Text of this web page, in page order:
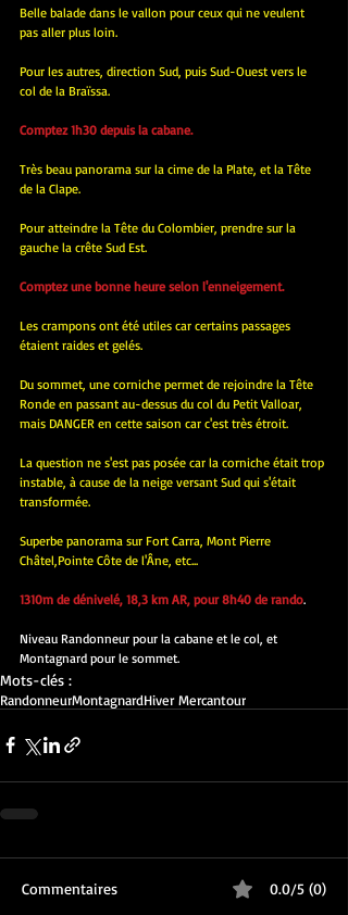
Belle balade dans le vallon pour ceux qui ne veulent
pas aller plus loin.
Pour les autres, direction Sud, puis Sud-Ouest vers le
col de la Braïssa.
Comptez 1h30 depuis la cabane.
Très beau panorama sur la cime de la Plate, et la Tête
de la Clape.
Pour atteindre la Tête du Colombier, prendre sur la
gauche la crête Sud Est.
Comptez une bonne heure selon l'enneigement.
Les crampons ont été utiles car certains passages
étaient raides et gelés.
Du sommet, une corniche permet de rejoindre la Tête
Ronde en passant au-dessus du col du Petit Valloar,
mais DANGER en cette saison car c'est très étroit.
La question ne s'est pas posée car la corniche était trop
instable, à cause de la neige versant Sud qui s'était
transformée.
Superbe panorama sur Fort Carra, Mont Pierre
Châtel,Pointe Côte de l'Âne, etc...
1310m de dénivelé, 18,3 km AR, pour 8h40 de rando.
Niveau Randonneur pour la cabane et le col, et
Montagnard pour le sommet.
Mots-clés :
RandonneurMontagnardHiver Mercantour
Commentaires 0.0/5 (0)